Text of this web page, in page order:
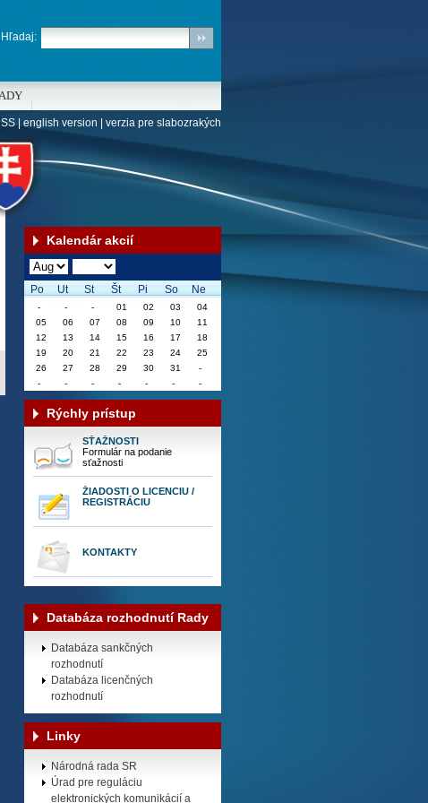
Kalendár akcií
Po Ut St Št Pi So Ne
Rýchly prístup
SŤAŽNOSTI
Formulár na podanie
sťažnosti
ŽIADOSTI O LICENCIU /
REGISTRÁCIU
KONTAKTY
Databáza rozhodnutí Rady
Databáza sankčných
rozhodnutí
Databáza licenčných
rozhodnutí
Linky
Národná rada SR
Úrad pre reguláciu
elektronických komunikácií a
Hľadaj:
| english version verzia pre slabozrakých